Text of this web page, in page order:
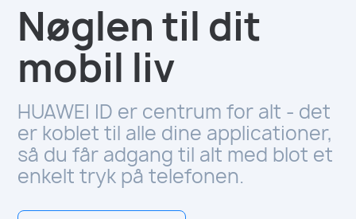
Nøglen til dit
mobil liv
HUAWEI ID er centrum for alt - det
er koblet til alle dine applicationer,
så du får adgang til alt med blot et
enkelt tryk på telefonen.